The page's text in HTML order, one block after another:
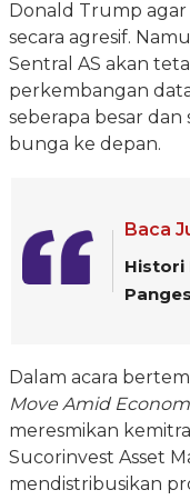
Donald Trump
secara agresif.
Sentral AS akan
perkembangan
seberapa besar
bunga ke depan.
Baca
Histori
Dalam acara
Move Amid
meresmikan
Sucorinvest Asset
mendistribusikan